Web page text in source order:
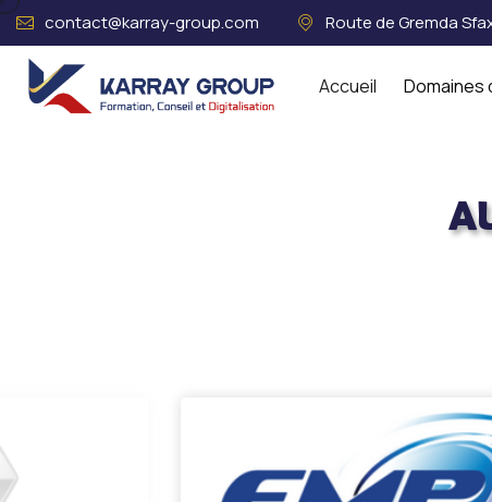
contact@karray-group.com Route de Gremda
Accueil Domaines